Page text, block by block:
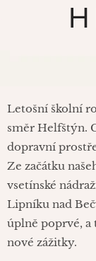
Letošní školní
směr Helfštýn.
dopravní
Ze začátku
vsetínské
Lipníku nad
úplně poprvé, a
nové zážitky.